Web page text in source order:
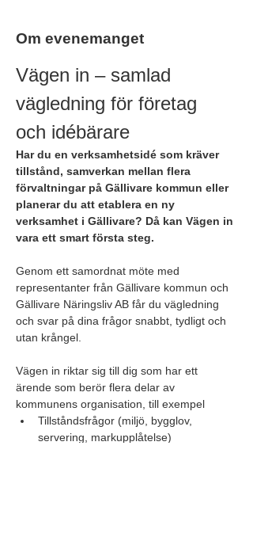
Om evenemanget
Vägen in – samlad
vägledning för företag
och idébärare
Har du en verksamhetsidé som kräver
tillstånd, samverkan mellan flera
förvaltningar på Gällivare kommun eller
planerar du att etablera en ny
verksamhet i Gällivare? Då kan Vägen in
vara ett smart första steg.
Genom ett samordnat möte med
representanter från Gällivare kommun och
Gällivare Näringsliv AB får du vägledning
och svar på dina frågor snabbt, tydligt och
utan krångel.
Vägen in riktar sig till dig som har ett
ärende som berör flera delar av
kommunens organisation, till exempel
Tillståndsfrågor (miljö, bygglov,
servering, markupplåtelse)